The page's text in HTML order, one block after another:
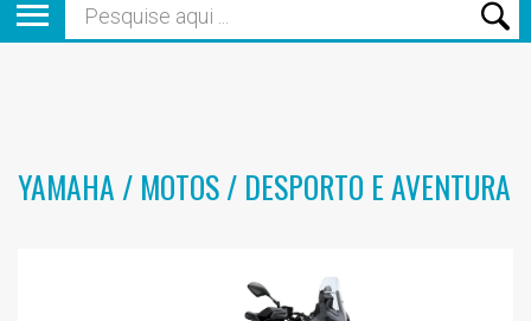
YAMAHA / MOTOS / DESPORTO E AVENTURA